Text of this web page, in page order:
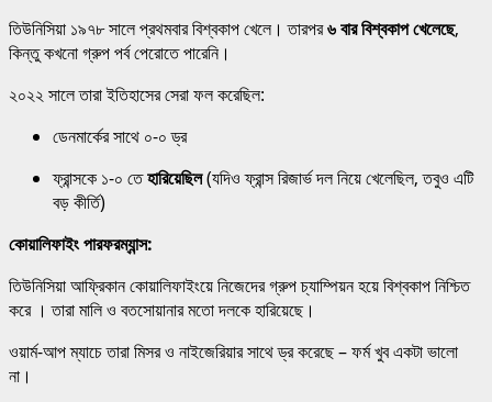
তিউনিসিয়া ১৯৭৮ সালে প্রথমবার বিশ্বকাপ খেলে। তারপর৬ বার বিশ্বকাপ খেলেছে,
কিন্তু কখনো গ্রুপ পর্ব পেরোতে পারেনি।
২০২২ সালে তারা ইতিহাসের সেরা ফল করেছিল:
ডেনমার্কের সাথে ০-০ ড্র
ফ্রান্সকে ১-০ তেহারিয়েছিল(যদিও ফ্রান্স রিজার্ভ দল নিয়ে খেলেছিল, তবুও এটি
বড় কীর্তি)
কোয়ালিফাইং পারফরম্যান্স:
তিউনিসিয়া আফ্রিকান কোয়ালিফাইংয়ে নিজেদের গ্রুপ চ্যাম্পিয়ন হয়ে বিশ্বকাপ নিশ্চিত
করে । তারা মালি ও বতসোয়ানার মতো দলকে হারিয়েছে।
ওয়ার্ম-আপ ম্যাচে তারা মিসর ও নাইজেরিয়ার সাথে ড্র করেছে – ফর্ম খুব একটা ভালো
না।